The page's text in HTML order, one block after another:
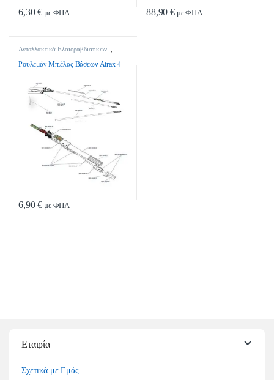
6,30€ με ΦΠΑ 88,90€ με ΦΠΑ
Ανταλλακτικά Ελαιοραβδιστικών
Ρουλεμάν Μπιέλας Βάσεων Atrax 4
6,90€ με ΦΠΑ
Εταιρία
Σχετικά με Εμάς